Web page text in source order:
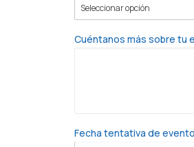
Cuéntanos más sobre tu
Fecha tentativa de evento